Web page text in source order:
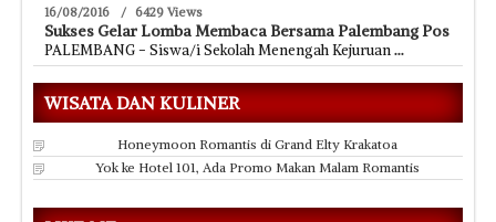
16/08/2016 / 6429 Views
Sukses Gelar Lomba Membaca Bersama Palembang Pos
PALEMBANG - Siswa/i Sekolah Menengah Kejuruan...
WISATA DAN KULINER
Honeymoon Romantis di Grand Elty Krakatoa
Yok ke Hotel 101, Ada Promo Makan Malam Romantis